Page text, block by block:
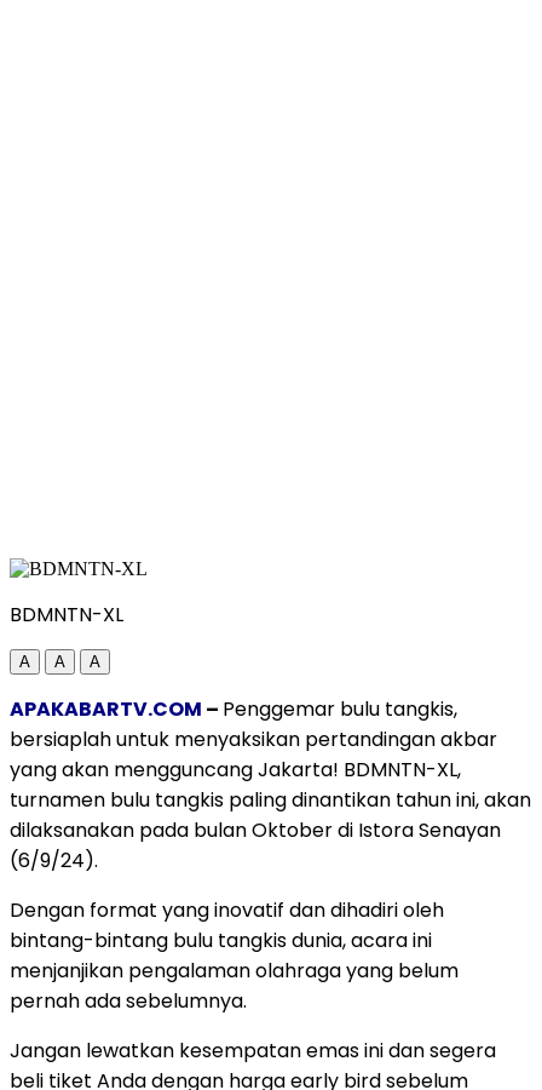
BDMNTN-XL
A A A
APAKABARTV.COM – Penggemar bulu tangkis,
bersiaplah untuk menyaksikan pertandingan akbar
yang akan mengguncang Jakarta! BDMNTN-XL,
turnamen bulu tangkis paling dinantikan tahun ini, akan
dilaksanakan pada bulan Oktober di Istora Senayan
(6/9/24).
Dengan format yang inovatif dan dihadiri oleh
bintang-bintang bulu tangkis dunia, acara ini
menjanjikan pengalaman olahraga yang belum
pernah ada sebelumnya.
Jangan lewatkan kesempatan emas ini dan segera
beli tiket Anda dengan harga early bird sebelum